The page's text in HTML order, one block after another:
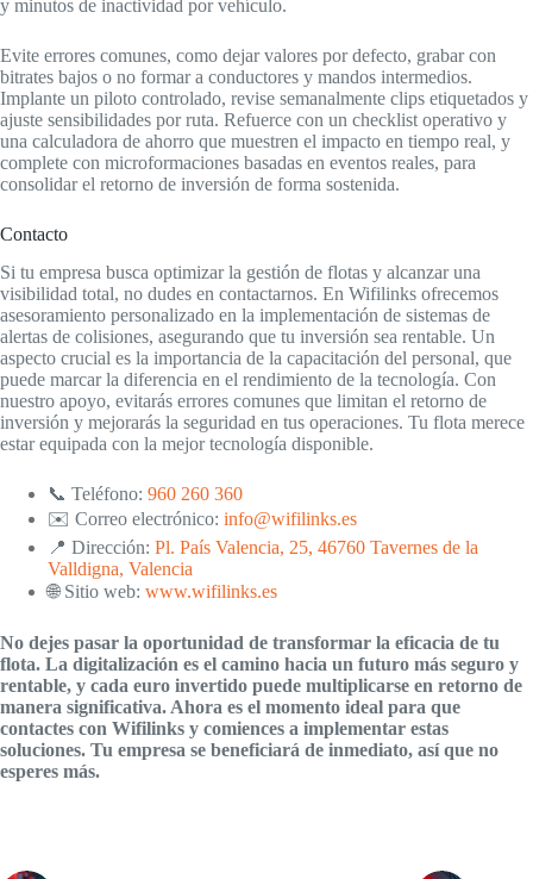
y minutos de inactividad por vehículo.
Evite errores comunes, como dejar valores por defecto, grabar con
bitrates bajos o no formar a conductores y mandos intermedios.
Implante un piloto controlado, revise semanalmente clips etiquetados y
ajuste sensibilidades por ruta. Refuerce con un checklist operativo y
una calculadora de ahorro que muestren el impacto en tiempo real, y
complete con microformaciones basadas en eventos reales, para
consolidar el retorno de inversión de forma sostenida.
Contacto
Si tu empresa busca optimizar la gestión de flotas y alcanzar una
visibilidad total, no dudes en contactarnos. En Wifilinks ofrecemos
asesoramiento personalizado en la implementación de sistemas de
alertas de colisiones, asegurando que tu inversión sea rentable. Un
aspecto crucial es la importancia de la capacitación del personal, que
puede marcar la diferencia en el rendimiento de la tecnología. Con
nuestro apoyo, evitarás errores comunes que limitan el retorno de
inversión y mejorarás la seguridad en tus operaciones. Tu flota merece
estar equipada con la mejor tecnología disponible.
📞 Teléfono: 960 260 360
✉️ Correo electrónico: info@wifilinks.es
📍 Dirección: Pl. País Valencia, 25, 46760 Tavernes de la
Valldigna, Valencia
🌐 Sitio web: www.wifilinks.es
No dejes pasar la oportunidad de transformar la eficacia de tu
flota. La digitalización es el camino hacia un futuro más seguro y
rentable, y cada euro invertido puede multiplicarse en retorno de
manera significativa. Ahora es el momento ideal para que
contactes con Wifilinks y comiences a implementar estas
soluciones. Tu empresa se beneficiará de inmediato, así que no
esperes más.